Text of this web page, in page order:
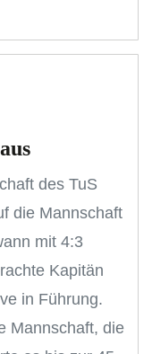
des TuS
die Mannschaft
mit 4:3
Kapitän
in Führung.
Mannschaft, die